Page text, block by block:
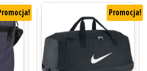
Promocja!